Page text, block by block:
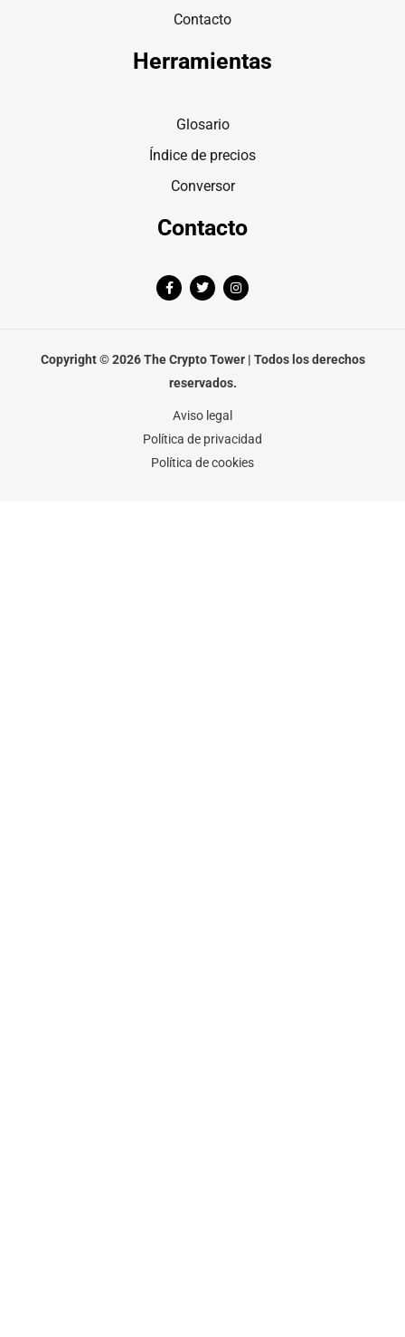
Contacto
Herramientas
Glosario
Índice de precios
Conversor
Contacto
F
a
o
-
T
w
r
I
n
r
m
Copyright © 2026 The Crypto Tower | Todos los derechos
reservados.
Aviso legal
Política de privacidad
Política de cookies